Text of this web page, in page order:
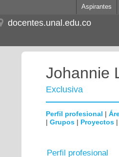
Aspirantes
docentes.unal.edu.co
Johannie
Exclusiva
Perfil profesional |
| Grupos | Proyectos
Perfil profesional